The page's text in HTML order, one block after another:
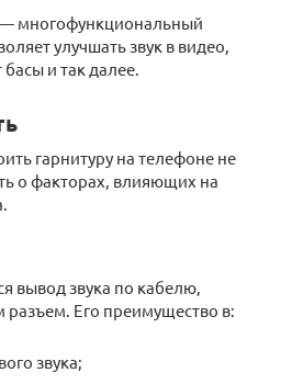
— многофункциональный
улучшать звук в видео,
басы и так далее.
гарнитуру на телефоне не
о факторах, влияющих на
вывод звука по кабелю,
Его преимущество в:
звука;